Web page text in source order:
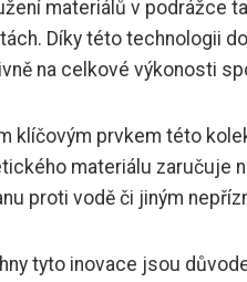
materiálů v podrážce
Díky této technologii
na celkové výkonosti
klíčovým prvkem této
materiálu zaručuje
proti vodě či jiným
tyto inovace jsou